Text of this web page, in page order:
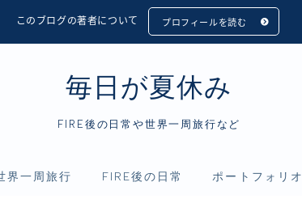
このブログの著者について プロフィールを読む
毎日が夏休み
FIRE後の日常や世界一周旅行など
界一周旅行 FIRE後の日常 ポートフォリオ